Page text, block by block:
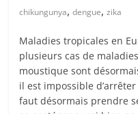
chikungunya,dengue,zika
Maladies tropicales en
plusieurs cas de
moustique sont
il est impossible
faut désormais prendre